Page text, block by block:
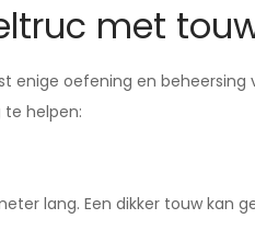
met
oefening en beheersing
te helpen:
lang. Een dikker touw kan